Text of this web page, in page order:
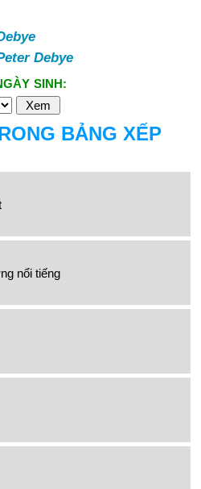
Debye
SINH:
BẢNG XẾP
nổi tiếng